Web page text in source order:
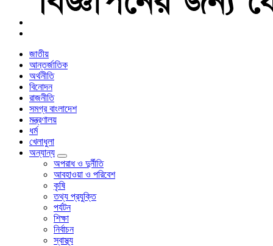
জাতীয়
আন্তর্জাতিক
অর্থনীতি
বিনোদন
রাজনীতি
সমগ্র বাংলাদেশ
মন্ত্রণালয়
ধর্ম
খেলাধুলা
অন্যান্য
অপরাধ ও দুর্নীতি
আবহাওয়া ও পরিবেশ
কৃষি
তথ্য প্রযুক্তি
পর্যটন
শিক্ষা
নির্বাচন
স্বাস্থ্য